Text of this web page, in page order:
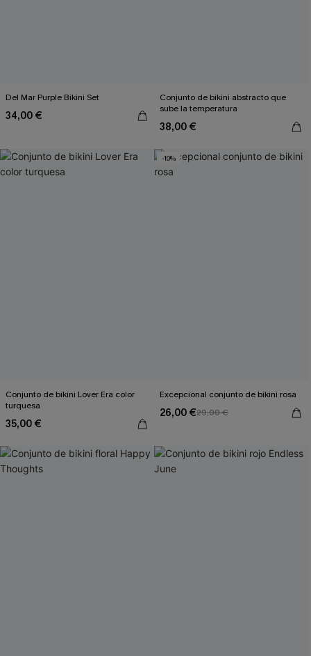
Del Mar Purple Bikini Set
34,00 €
Conjunto de bikini abstracto que
sube la temperatura
38,00 €
Conjunto de bikini Lover Era color
turquesa
35,00 €
-10%
Excepcional conjunto de bikini rosa
26,00 €29,00 €